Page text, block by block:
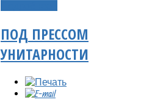
ПОД ПРЕССОМ
УНИТАРНОСТИ